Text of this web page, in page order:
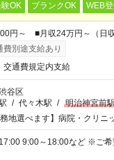
OK ブランクOK WEB
円～ ■月収24万円～（日
費別途支給あり
交通費規定内支給
谷区
/ 代々木駅 / 明治神宮前
務地選べます】病院・クリニ
9:00～18:00など ※ご希